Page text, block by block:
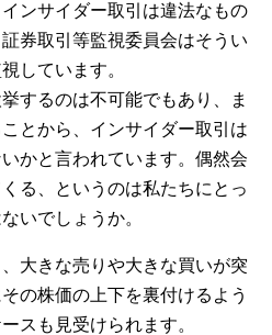
ンサイダー取引は違法なもの
券取引等監視委員会はそうい
しています。
するのは不可能でもあり、ま
とから、インサイダー取引は
かと言われています。偶然会
る、というのは私たちにとっ
いでしょうか。
大きな売りや大きな買いが突
の株価の上下を裏付けるよう
スも見受けられます。